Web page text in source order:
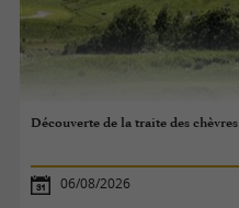
Découverte de la traite des chèvres
06/08/2026